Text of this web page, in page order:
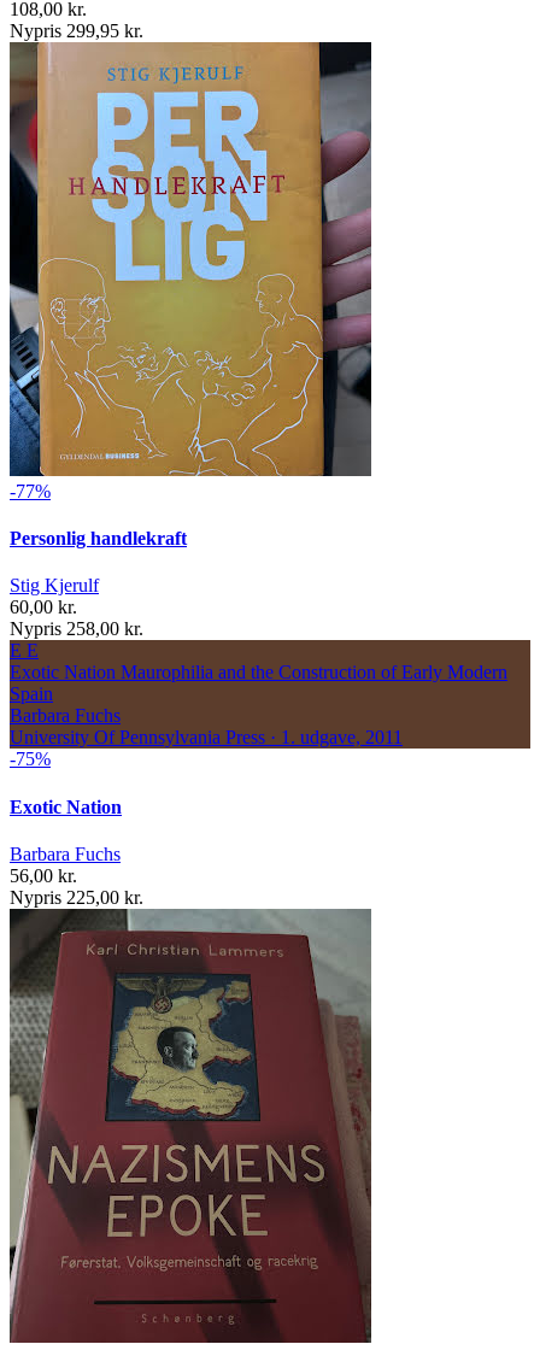
108,00 kr.
Nypris 299,95 kr.
-77%
Personlig handlekraft
Stig Kjerulf
60,00 kr.
Nypris 258,00 kr.
E E
Exotic Nation Maurophilia and the Construction of Early Modern
Spain
Barbara Fuchs
University Of Pennsylvania Press · 1. udgave, 2011
-75%
Exotic Nation
Barbara Fuchs
56,00 kr.
Nypris 225,00 kr.